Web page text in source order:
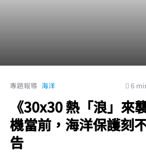
專題報導 海洋 6
《30x30 熱「浪」來
機當前，海洋保護刻
告